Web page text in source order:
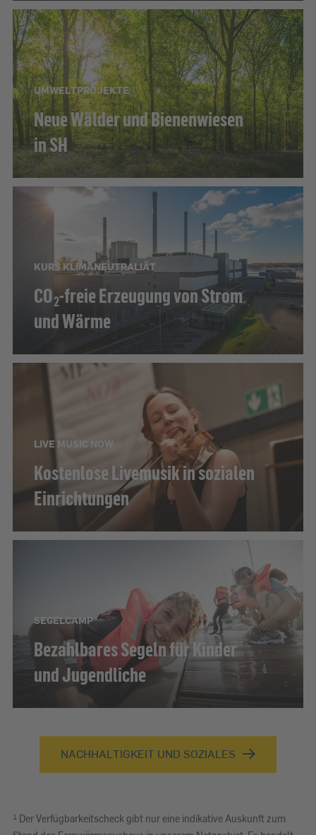
UMWELTPROJEKTE
Neue Wälder und Bienenwiesen
in SH
KURS KLIMANEUTRALIÄT
CO2-freie Erzeugung von Strom
und Wärme
LIVE MUSIC NOW
Kostenlose Livemusik in sozialen
Einrichtungen
SEGELCAMP
Bezahlbares Segeln für Kinder
und Jugendliche
NACHHALTIGKEIT UND SOZIALES
1 Der Verfügbarkeitscheck gibt nur eine indikative Auskunft zum